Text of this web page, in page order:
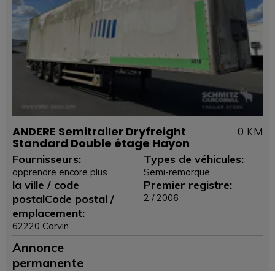
ANDERE Semitrailer Dryfreight
Standard Double étage Hayon
0 KM
Fournisseurs:
apprendre encore plus
la ville / code
postalCode postal /
emplacement:
62220 Carvin
Types de véhicules:
Semi-remorque
Premier registre:
2 / 2006
Annonce
permanente